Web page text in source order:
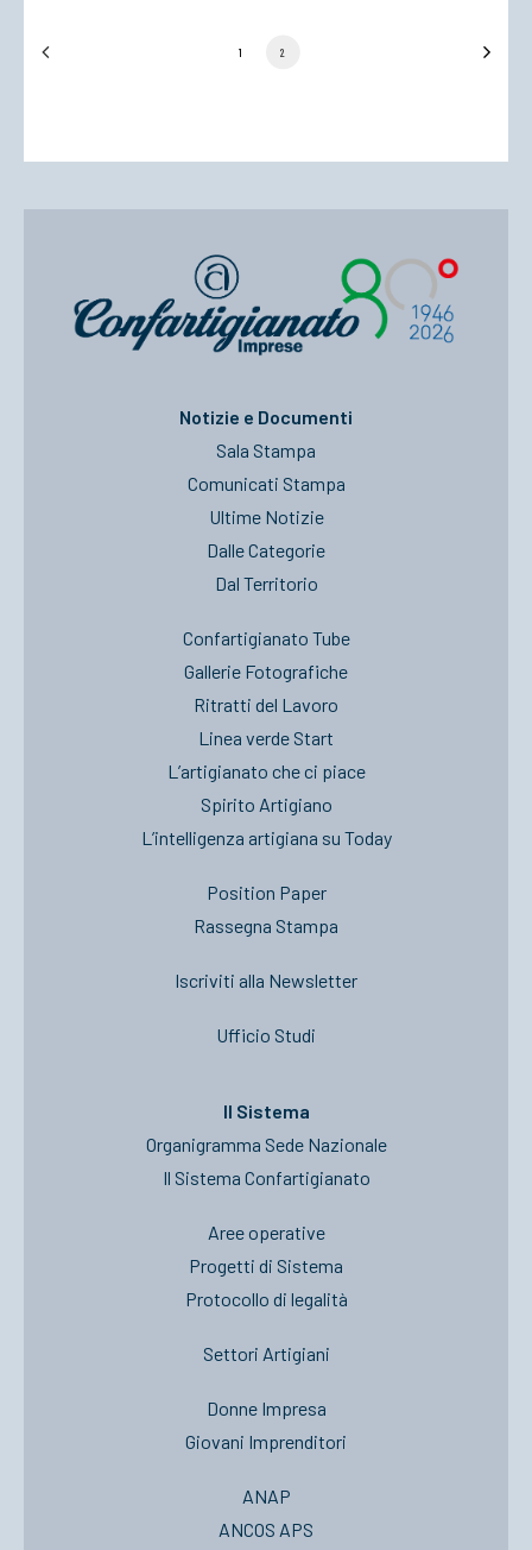
1 2
Notizie e Documenti
Sala Stampa
Comunicati Stampa
Ultime Notizie
Dalle Categorie
Dal Territorio
Confartigianato Tube
Gallerie Fotografiche
Ritratti del Lavoro
Linea verde Start
L’artigianato che ci piace
Spirito Artigiano
L’intelligenza artigiana su Today
Position Paper
Rassegna Stampa
Iscriviti alla Newsletter
Ufficio Studi
Il Sistema
Organigramma Sede Nazionale
Il Sistema Confartigianato
Aree operative
Progetti di Sistema
Protocollo di legalità
Settori Artigiani
Donne Impresa
Giovani Imprenditori
ANAP
ANCOS APS